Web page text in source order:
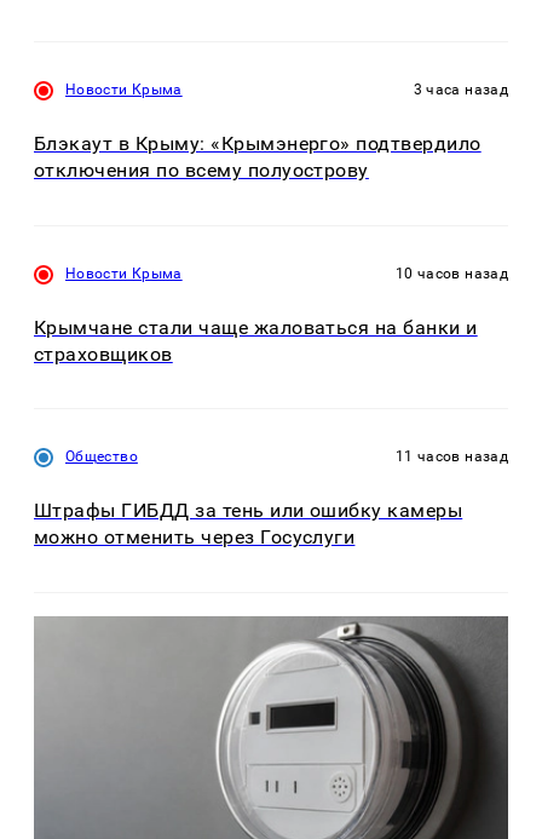
Новости Крыма 3 часа назад
Блэкаут в Крыму: «Крымэнерго» подтвердило
отключения по всему полуострову
Новости Крыма 10 часов назад
Крымчане стали чаще жаловаться на банки и
страховщиков
Общество 11 часов назад
Штрафы ГИБДД за тень или ошибку камеры
можно отменить через Госуслуги